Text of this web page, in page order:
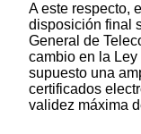
A este respecto,
disposición final
General de
cambio en la
supuesto una
certificados
validez máxima